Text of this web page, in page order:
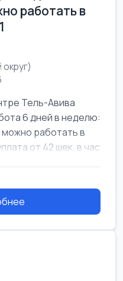
работать в
Тель-Авива
6 дней в неделю:
можно работать в
от 42 шек. в час